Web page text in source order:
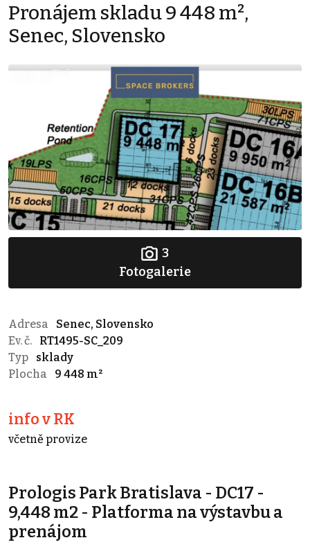
Pronájem skladu 9 448 m²,
Senec, Slovensko
3
Fotogalerie
Adresa
Senec, Slovensko
Ev. č.
RT1495-SC_209
Typ
sklady
Plocha
9 448 m²
info v RK
včetně provize
Prologis Park Bratislava - DC17 -
9,448 m2 - Platforma na výstavbu a
prenájom